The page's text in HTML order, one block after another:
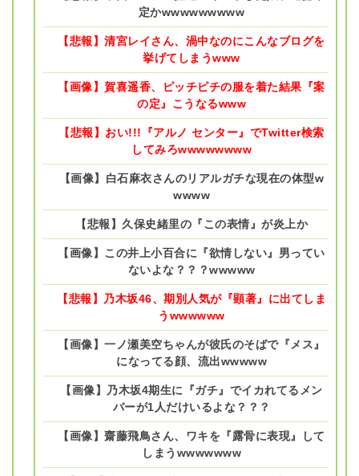
定かwwwwwwwww
【悲報】清宮レイさん、渦中なのにこんなブログを
挙げてしまうwww
【画像】賀喜遥香、ピッチピチの服を着た結果『案
の定』こうなるwww
【悲報】おい!!!『アルノ センター』でTwitter検索
してみろwwwwwwww
【画像】白石麻衣さんのリアルガチな現在の体型w
wwww
【悲報】久保史緒里の『この表情』が炎上か
【画像】この井上小百合に『欲情しない』男ってい
ないよな？？？wwwww
【悲報】乃木坂46、期別人気が『顕著』に出てしま
うwwwwww
【画像】一ノ瀬美空ちゃんが彼氏のそばで『メス』
になってる顔、流出wwwww
【画像】乃木坂4期生に『ガチ』でイカれてるメン
バーが1人だけいるよな？？？
【画像】齋藤飛鳥さん、ワキを『露骨に表現』して
しまうwwwwwww